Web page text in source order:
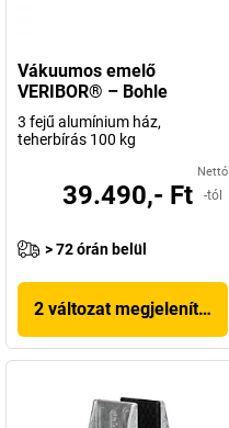
Vákuumos emelő
VERIBOR® – Bohle
3 fejű alumínium ház,
teherbírás 100 kg
Nettó
39.490,- Ft -tól
> 72 órán belül
2 változat megjelenítése